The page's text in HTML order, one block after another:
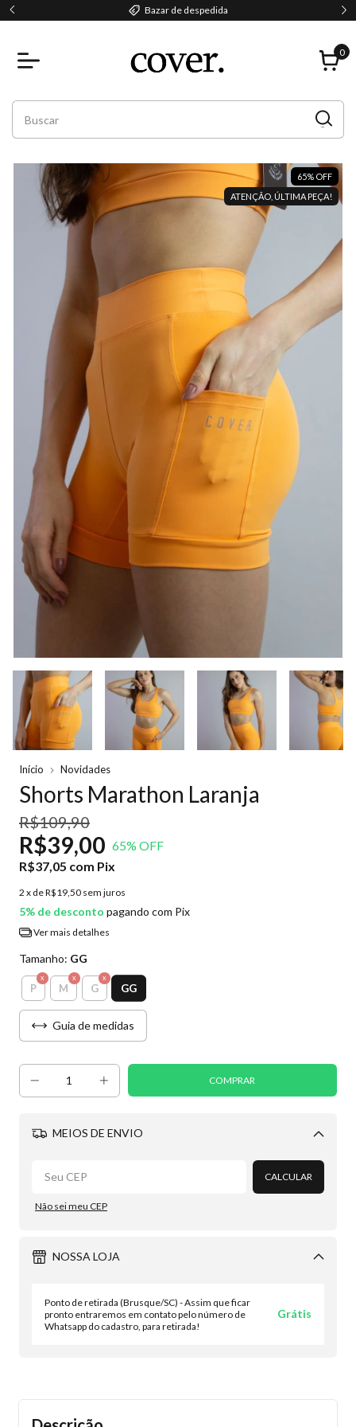
Parcele em até 2x sem juros!
0
65% OFF
ATENÇÃO, ÚLTIMA PEÇA!
Início Novidades
Shorts Marathon Laranja
R$109,90
R$39,00 65% OFF
R$37,05 com Pix
2 x deR$19,50 sem juros
5% de desconto pagando com Pix
Ver mais detalhes
Tamanho: GG
P M G GG
Guia de medidas
MEIOS DE ENVIO
Alterar CEP
CALCULAR
Não sei meu CEP
NOSSA LOJA
Ponto de retirada (Brusque/SC) - Assim que ficar
pronto entraremos em contato pelo número de
Whatsapp do cadastro, para retirada!
Grátis